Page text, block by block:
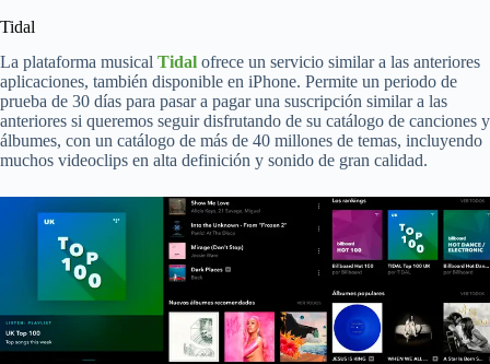
Tidal
La plataforma musical Tidal ofrece un servicio similar a las anteriores
aplicaciones, también disponible en iPhone. Permite un periodo de
prueba de 30 días para pasar a pagar una suscripción similar a las
anteriores si queremos seguir disfrutando de su catálogo de canciones y
álbumes, con un catálogo de más de 40 millones de temas, incluyendo
muchos videoclips en alta definición y sonido de gran calidad.